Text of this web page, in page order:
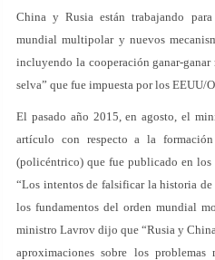
China y Rusia están trabajando
mundial multipolar y nuevos
incluyendo la cooperación ganar-
selva” que fue impuesta por los EEUU/
El pasado año 2015, en agosto, el
artículo con respecto a la
(policéntrico) que fue publicado en
“Los intentos de falsificar la historia
los fundamentos del orden mundial
ministro Lavrov dijo que “Rusia y
aproximaciones sobre los problemas